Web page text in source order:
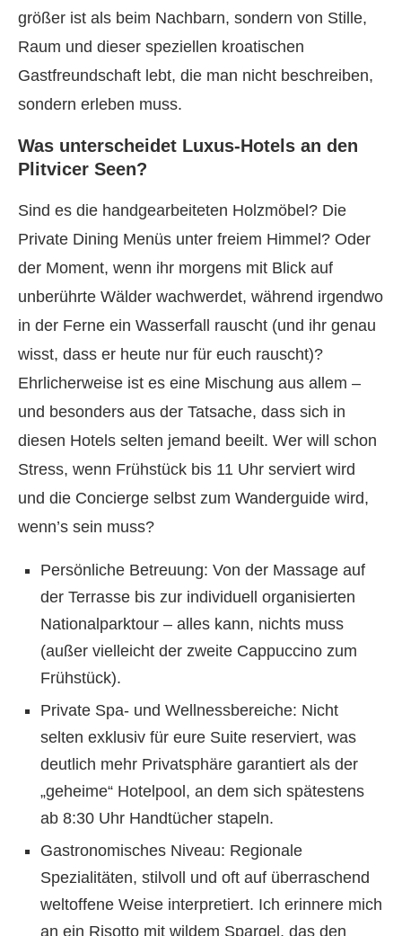
größer ist als beim Nachbarn, sondern von Stille,
Raum und dieser speziellen kroatischen
Gastfreundschaft lebt, die man nicht beschreiben,
sondern erleben muss.
Was unterscheidet Luxus-Hotels an den
Plitvicer Seen?
Sind es die handgearbeiteten Holzmöbel? Die
Private Dining Menüs unter freiem Himmel? Oder
der Moment, wenn ihr morgens mit Blick auf
unberührte Wälder wachwerdet, während irgendwo
in der Ferne ein Wasserfall rauscht (und ihr genau
wisst, dass er heute nur für euch rauscht)?
Ehrlicherweise ist es eine Mischung aus allem –
und besonders aus der Tatsache, dass sich in
diesen Hotels selten jemand beeilt. Wer will schon
Stress, wenn Frühstück bis 11 Uhr serviert wird
und die Concierge selbst zum Wanderguide wird,
wenn’s sein muss?
Persönliche Betreuung: Von der Massage auf
der Terrasse bis zur individuell organisierten
Nationalparktour – alles kann, nichts muss
(außer vielleicht der zweite Cappuccino zum
Frühstück).
Private Spa- und Wellnessbereiche: Nicht
selten exklusiv für eure Suite reserviert, was
deutlich mehr Privatsphäre garantiert als der
„geheime“ Hotelpool, an dem sich spätestens
ab 8:30 Uhr Handtücher stapeln.
Gastronomisches Niveau: Regionale
Spezialitäten, stilvoll und oft auf überraschend
weltoffene Weise interpretiert. Ich erinnere mich
an ein Risotto mit wildem Spargel, das den